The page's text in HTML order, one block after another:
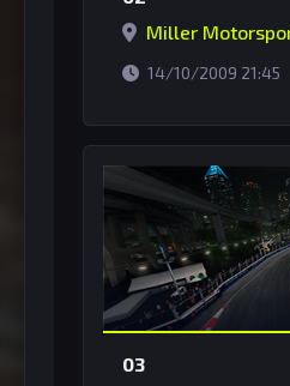
Miller
14/10/2009 21:45
03